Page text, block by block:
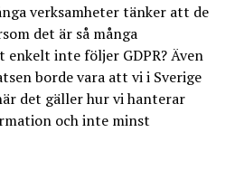
verksamheter tänker att de
det är så många
inte följer GDPR? Även
borde vara att vi i Sverige
det gäller hur vi hanterar
och inte minst